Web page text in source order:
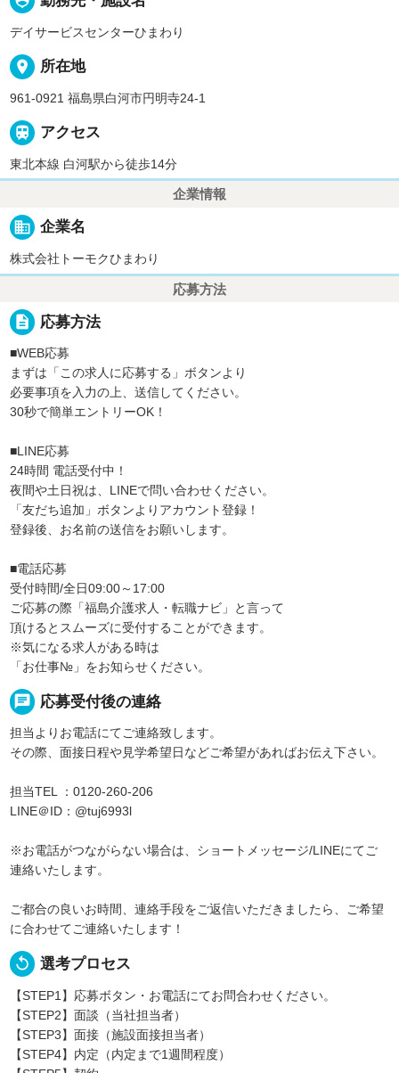
デイサービスセンターひまわり
place 所在地
961-0921 福島県白河市円明寺24-1
 アクセス
東北本線 白河駅から徒歩14分
企業情報
business 企業名
株式会社トーモクひまわり
応募方法
description 応募方法
■WEB応募
まずは「この求人に応募する」ボタンより
必要事項を入力の上、送信してください。
30秒で簡単エントリーOK！
■LINE応募
24時間 電話受付中！
夜間や土日祝は、LINEで問い合わせください。
「友だち追加」ボタンよりアカウント登録！
登録後、お名前の送信をお願いします。
■電話応募
受付時間/全日09:00～17:00
ご応募の際「福島介護求人・転職ナビ」と言って
頂けるとスムーズに受付することができます。
※気になる求人がある時は
「お仕事№」をお知らせください。
chat 応募受付後の連絡
担当よりお電話にてご連絡致します。
その際、面接日程や見学希望日などご希望があればお伝え下さい。
担当TEL ：0120-260-206
LINE＠ID：@tuj6993l
※お電話がつながらない場合は、ショートメッセージ/LINEにてご
連絡いたします。
ご都合の良いお時間、連絡手段をご返信いただきましたら、ご希望
に合わせてご連絡いたします！
replay 選考プロセス
【STEP1】応募ボタン・お電話にてお問合わせください。
【STEP2】面談（当社担当者）
【STEP3】面接（施設面接担当者）
【STEP4】内定（内定まで1週間程度）